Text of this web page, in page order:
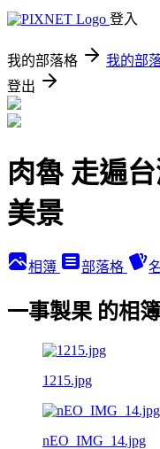
登入
我的部落格 我的部
登出
肉魯 走遍
美景
相簿 部落格
一事製果 的相
1215.jpg
nEO_IMG_14.jpg